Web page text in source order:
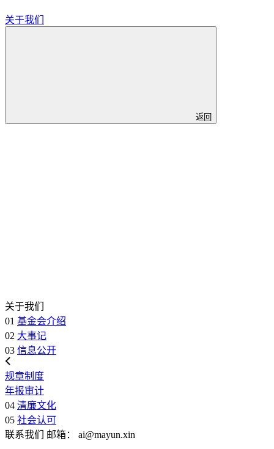
关于我们
返回
关于我们
01 基金会介绍
02 大事记
03 信息公开
规章制度
年报审计
04 清廉文化
05 社会认可
联系我们
邮箱： ai@mayun.xin